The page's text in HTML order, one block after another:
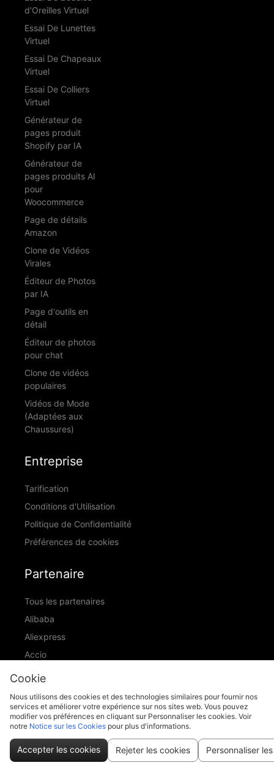
d'Oreilles Virtuel
Essai De Lunettes
Virtuel
Essai De Chapeaux
Virtuel
Essai De Colliers
Virtuel
Générateur de
pages produit
Shopify par IA
Générateur de
pages produits AI
pour
Woocommerce
Page de détails
Amazon
Clone de Vidéos
Virales
Éditeur de Photos
par IA
Page d'outils en
détail
Éditeur de photos
pour chat
Clone de vidéos
populaires
Vidéos de Mode
(Adaptées aux
Chaussures)
Entreprise
Tarification
Conditions d'Utilisation
Politique de Confidentialité
Préférences de cookies
Partenaire
Tous les partenaires
Alibaba
Aliexpress
Accio
ID Ranking
support@piccopilot.com
Cookie
Nous utilisons des cookies et des technologies similaires pour fournir nos
services et améliorer votre expérience sur nos sites web. Vous pouvez
modifier vos préférences en cliquant sur Personnaliser les cookies. Voir
notre Notice sur les Cookies pour plus d'informations.
Accepter les cookies Rejeter les cookies Personnaliser